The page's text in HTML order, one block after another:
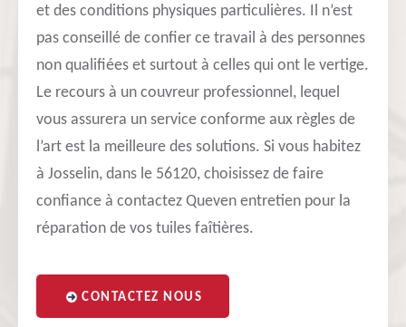
et des conditions physiques particulières. Il n’est
pas conseillé de confier ce travail à des personnes
non qualifiées et surtout à celles qui ont le vertige.
Le recours à un couvreur professionnel, lequel
vous assurera un service conforme aux règles de
l’art est la meilleure des solutions. Si vous habitez
à Josselin, dans le 56120, choisissez de faire
confiance à contactez Queven entretien pour la
réparation de vos tuiles faîtières.
CONTACTEZ NOUS